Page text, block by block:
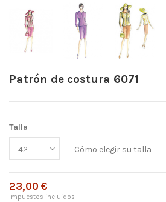
Patrón de costura 6071
Talla
Cómo elegir su talla
23,00 €
Impuestos incluidos